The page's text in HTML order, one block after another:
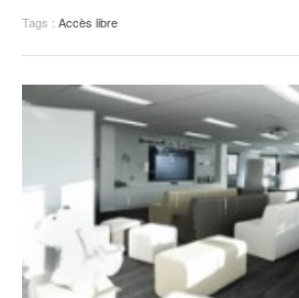
Tags : Accès libre